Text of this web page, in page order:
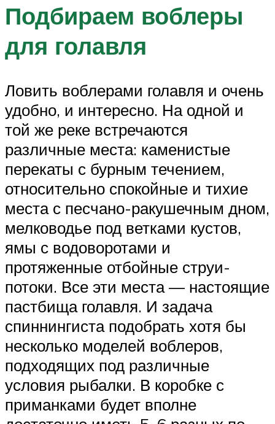
Подбираем воблеры
для голавля
Ловить воблерами голавля и очень
удобно, и интересно. На одной и
той же реке встречаются
различные места: каменистые
перекаты с бурным течением,
относительно спокойные и тихие
места с песчано-ракушечным дном,
мелководье под ветками кустов,
ямы с водоворотами и
протяженные отбойные струи-
потоки. Все эти места — настоящие
пастбища голавля. И задача
спиннингиста подобрать хотя бы
несколько моделей воблеров,
подходящих под различные
условия рыбалки. В коробке с
приманками будет вполне